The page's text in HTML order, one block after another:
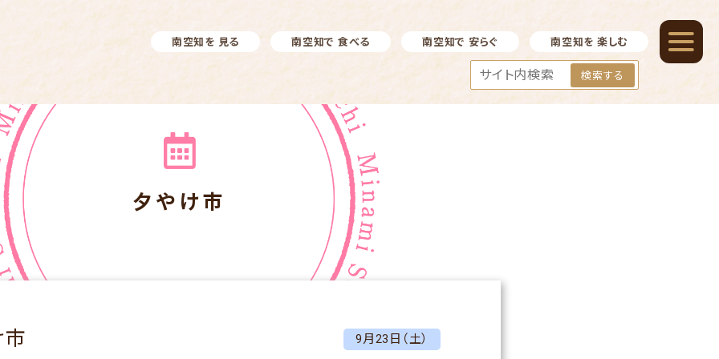
南空知を 見る 南空知で 食べる 南空知で 安らぐ 南空知を 楽しむ
検索する
夕やけ市
9月23日（土）